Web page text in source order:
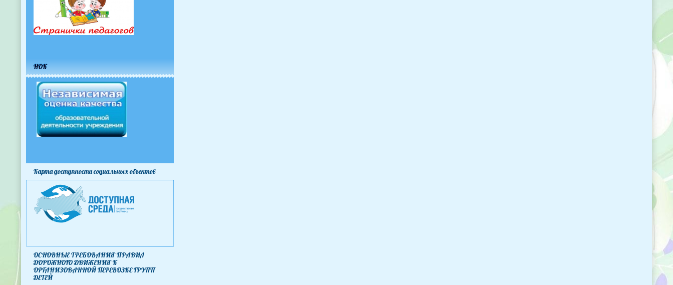
НОК
Карта доступности cоциальных объектов
ОСНОВНЫЕ ТРЕБОВАНИЯ ПРАВИЛ
ДОРОЖНОГО ДВИЖЕНИЯ К
ОРГАНИЗОВАННОЙ ПЕРЕВОЗКЕ ГРУПП
ДЕТЕЙ